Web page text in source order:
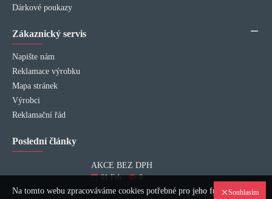
Dárkové poukazy
Zákaznický servis
Napište nám
Reklamace výrobku
Mapa stránek
Výrobci
Reklamační řád
Poslední články
AKCE BEZ DPH
01 Feb 0
TYPY VÝPLNÍ INTERIÉROVÝCH DVEŘÍ
Souhlasím
Na tomto webu zpracováváme cookies potřebné pro jeho fungování a